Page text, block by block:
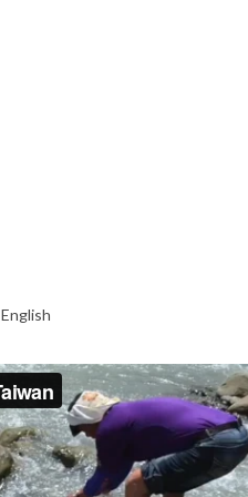
English